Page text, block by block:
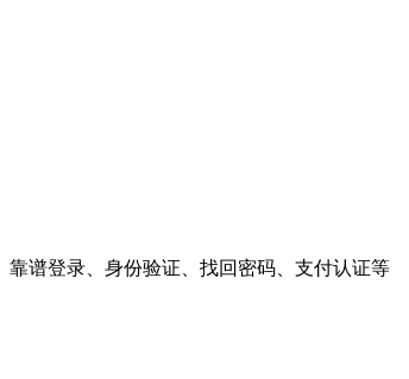
谱登录、身份验证、找回密码、支付认证等